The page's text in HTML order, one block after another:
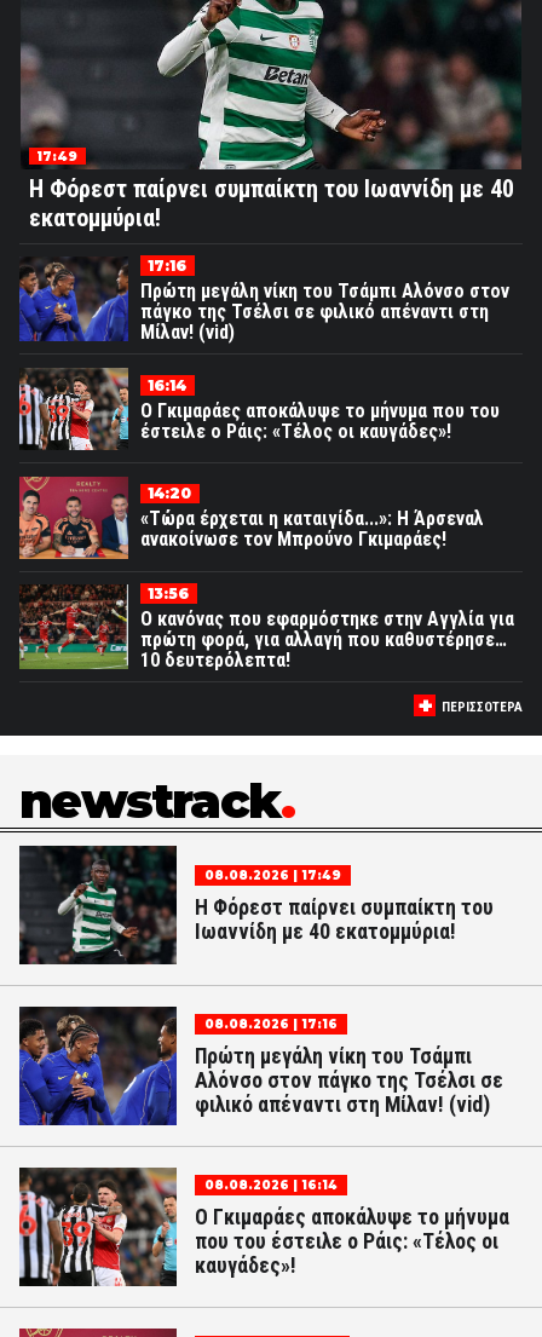
17:49
Η Φόρεστ παίρνει συμπαίκτη του Ιωαννίδη με 40
εκατομμύρια!
17:16
Πρώτη μεγάλη νίκη του Τσάμπι Αλόνσο στον
πάγκο της Τσέλσι σε φιλικό απέναντι στη
Μίλαν! (vid)
16:14
Ο Γκιμαράες αποκάλυψε το μήνυμα που του
έστειλε ο Ράις: «Τέλος οι καυγάδες»!
14:20
«Τώρα έρχεται η καταιγίδα...»: Η Άρσεναλ
ανακοίνωσε τον Μπρούνο Γκιμαράες!
13:56
Ο κανόνας που εφαρμόστηκε στην Αγγλία για
πρώτη φορά, για αλλαγή που καθυστέρησε…
10 δευτερόλεπτα!
ΠΕΡΙΣΣΟΤΕΡΑ
newstrack
08.08.2026 | 17:49
Η Φόρεστ παίρνει συμπαίκτη του
Ιωαννίδη με 40 εκατομμύρια!
08.08.2026 | 17:16
Πρώτη μεγάλη νίκη του Τσάμπι
Αλόνσο στον πάγκο της Τσέλσι σε
φιλικό απέναντι στη Μίλαν! (vid)
08.08.2026 | 16:14
Ο Γκιμαράες αποκάλυψε το μήνυμα
που του έστειλε ο Ράις: «Τέλος οι
καυγάδες»!